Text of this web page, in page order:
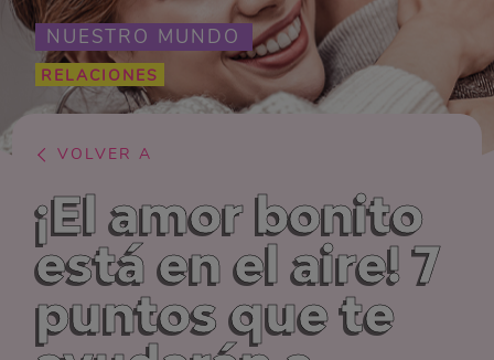
NUESTRO MUNDO
RELACIONES
VOLVER A
¡El amor bonito
está en el aire! 7
puntos que te